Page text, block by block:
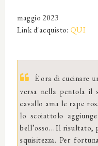
maggio 2023
Link d'acquisto: QUI
È ora di cucinare
versa nella pentola il
cavallo ama le rape
lo scoiattolo
bell’osso... Il risultato,
squisitezza. Per